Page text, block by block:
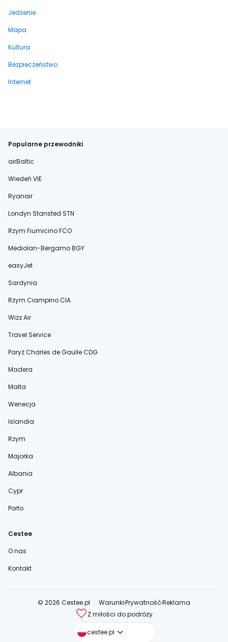
Jedzenie
Mapa
Kultura
Bezpieczeństwo
Internet
Popularne przewodniki
airBaltic
Wiedeń VIE
Ryanair
Londyn Stansted STN
Rzym Fiumicino FCO
Mediolan-Bergamo BGY
easyJet
Sardynia
Rzym Ciampino CIA
Wizz Air
Travel Service
Paryż Charles de Gaulle CDG
Madera
Malta
Wenecja
Islandia
Rzym
Majorka
Albania
Cypr
Porto
Cestee
O nas
Kontakt
© 2026 Cestee.pl WarunkiPrywatnośćReklama
Z miłości do podróży
cestee.pl
cestee.com